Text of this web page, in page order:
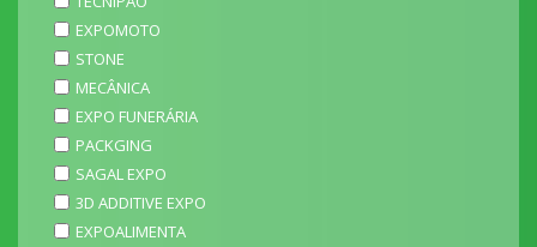
EXPOMOTO
STONE
MECÂNICA
EXPO FUNERÁRIA
PACKGING
SAGAL EXPO
3D ADDITIVE EXPO
EXPOALIMENTA